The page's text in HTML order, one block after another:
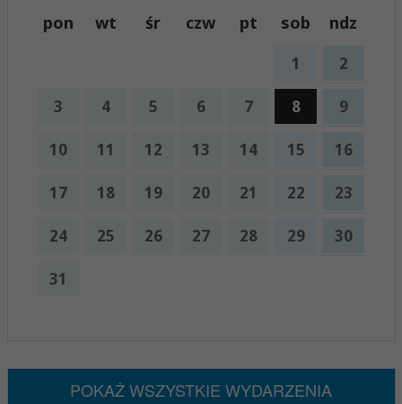
pon
wt śr czw pt sob ndz
1 2
3 4 5 6 7 8 9
10 11 12 13 14 15 16
17 18 19 20 21 22 23
24 25 26 27 28 29 30
31
POKAŻ WSZYSTKIE WYDARZENIA